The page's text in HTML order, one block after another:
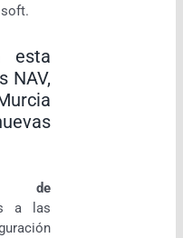
esta
NAV,
de
a las